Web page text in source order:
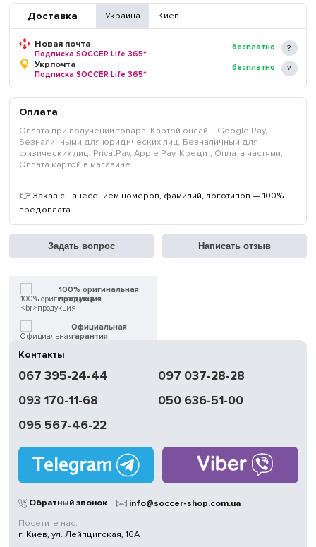
Доставка Украина Киев
Новая почта
Подписка SOCCER Life 365*
бесплатно
Укрпочта
Подписка SOCCER Life 365*
бесплатно
Оплата
Оплата при получении товара, Картой онлайн, Google Pay,
Безналичными для юридических лиц, Безналичный для
физических лиц, PrivatPay, Apple Pay, Кредит, Оплата частями,
Оплата картой в магазине.
👉 Заказ с нанесением номеров, фамилий, логотипов — 100%
предоплата.
Задать вопрос Написать отзыв
100% оригинальная
продукция
Официальная
гарантия
доставка
Обмен | Возвращение
без выходных
в Киеве
Контакты
067 395-24-44
097 037-28-28
093 170-11-68
050 636-51-00
095 567-46-22
Обратный звонок
info@soccer-shop.com.ua
Посетите нас:
г. Киев, ул. Лейпцигская, 16А